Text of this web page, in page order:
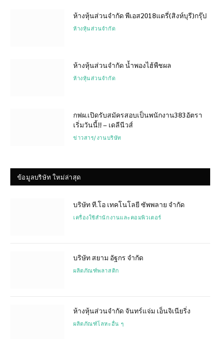
ห้างหุ้นส่วนจำกัด พีเอส2018แดรี่(สิงห์บุรี)กรุ๊ป
ห้างหุ้นส่วนจำกัด
ห้างหุ้นส่วนจำกัด น้ำพองไฮ้พืชผล
ห้างหุ้นส่วนจำกัด
กฟผ.เปิดรับสมัครสอบเป็นพนักงาน383อัตรา
เริ่มวันนี้!! – เดลีนีวส์
ข่าวสาร/งานบริษัท
ข้อมูลบริษัท ใหม่ล่าสุด
บริษัท ที.โอ เทคโนโลยี ซัพพลาย จำกัด
เครื่องใช้สำนักงานและคอมพิวเตอร์
บริษัท สยาม อัฐกร จำกัด
ผลิตภัณฑ์พลาสติก
ห้างหุ้นส่วนจำกัด จันทร์แจ่ม เอ็นจิเนียริ่ง
ผลิตภัณฑ์โลหะอื่น ๆ